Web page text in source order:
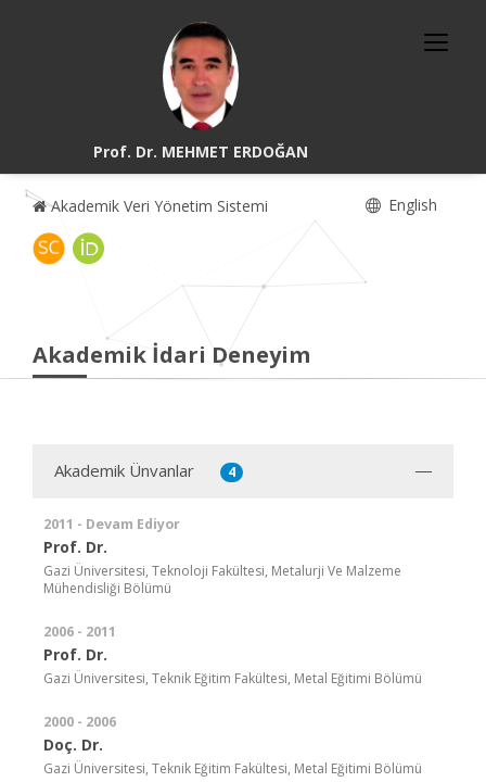
Prof. Dr. MEHMET ERDOĞAN
Akademik Veri Yönetim Sistemi English
Akademik İdari Deneyim
Akademik Ünvanlar 4
2011 - Devam Ediyor
Prof. Dr.
Gazi Üniversitesi, Teknoloji Fakültesi, Metalurji Ve Malzeme
Mühendisliği Bölümü
2006 - 2011
Prof. Dr.
Gazi Üniversitesi, Teknik Eğitim Fakültesi, Metal Eğitimi Bölümü
2000 - 2006
Doç. Dr.
Gazi Üniversitesi, Teknik Eğitim Fakültesi, Metal Eğitimi Bölümü